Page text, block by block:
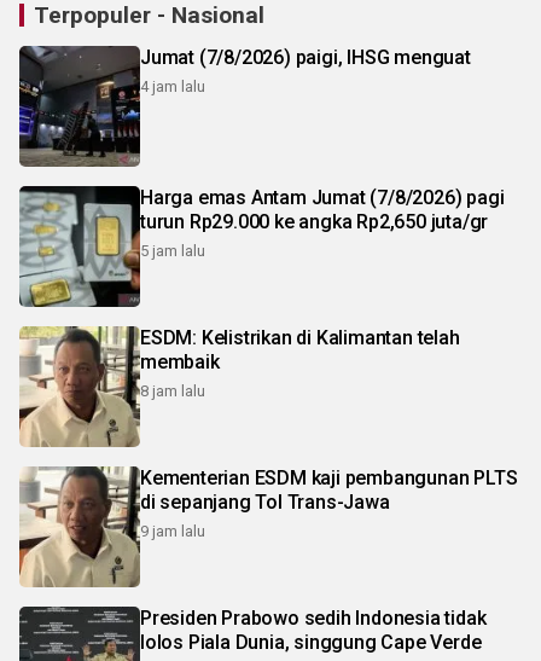
Terpopuler - Nasional
Jumat (7/8/2026) paigi, IHSG menguat
4 jam lalu
Harga emas Antam Jumat (7/8/2026) pagi
turun Rp29.000 ke angka Rp2,650 juta/gr
5 jam lalu
ESDM: Kelistrikan di Kalimantan telah
membaik
8 jam lalu
Kementerian ESDM kaji pembangunan PLTS
di sepanjang Tol Trans-Jawa
9 jam lalu
Presiden Prabowo sedih Indonesia tidak
lolos Piala Dunia, singgung Cape Verde